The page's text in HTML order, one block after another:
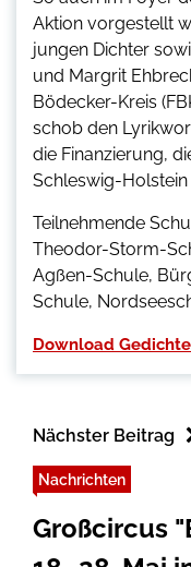
Aktion vorgestellt
jungen Dichter
und Margrit
Bödecker-Kreis
schob den
die Finanzierung,
Schleswig-
Teilnehmende
Theodor-Storm-
Agßen-Schule,
Schule,
Download Gedichte
Nächster Beitrag
Nachrichten
Großcircus